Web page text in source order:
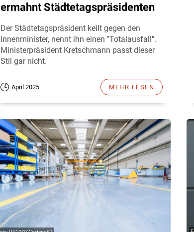
ermahnt Städtetagspräsidenten
Der Städtetagspräsident keilt gegen den
Innenminister, nennt ihn einen "Totalausfall".
Ministerpräsident Kretschmann passt dieser
Stil gar nicht.
April 2025 MEHR LESEN